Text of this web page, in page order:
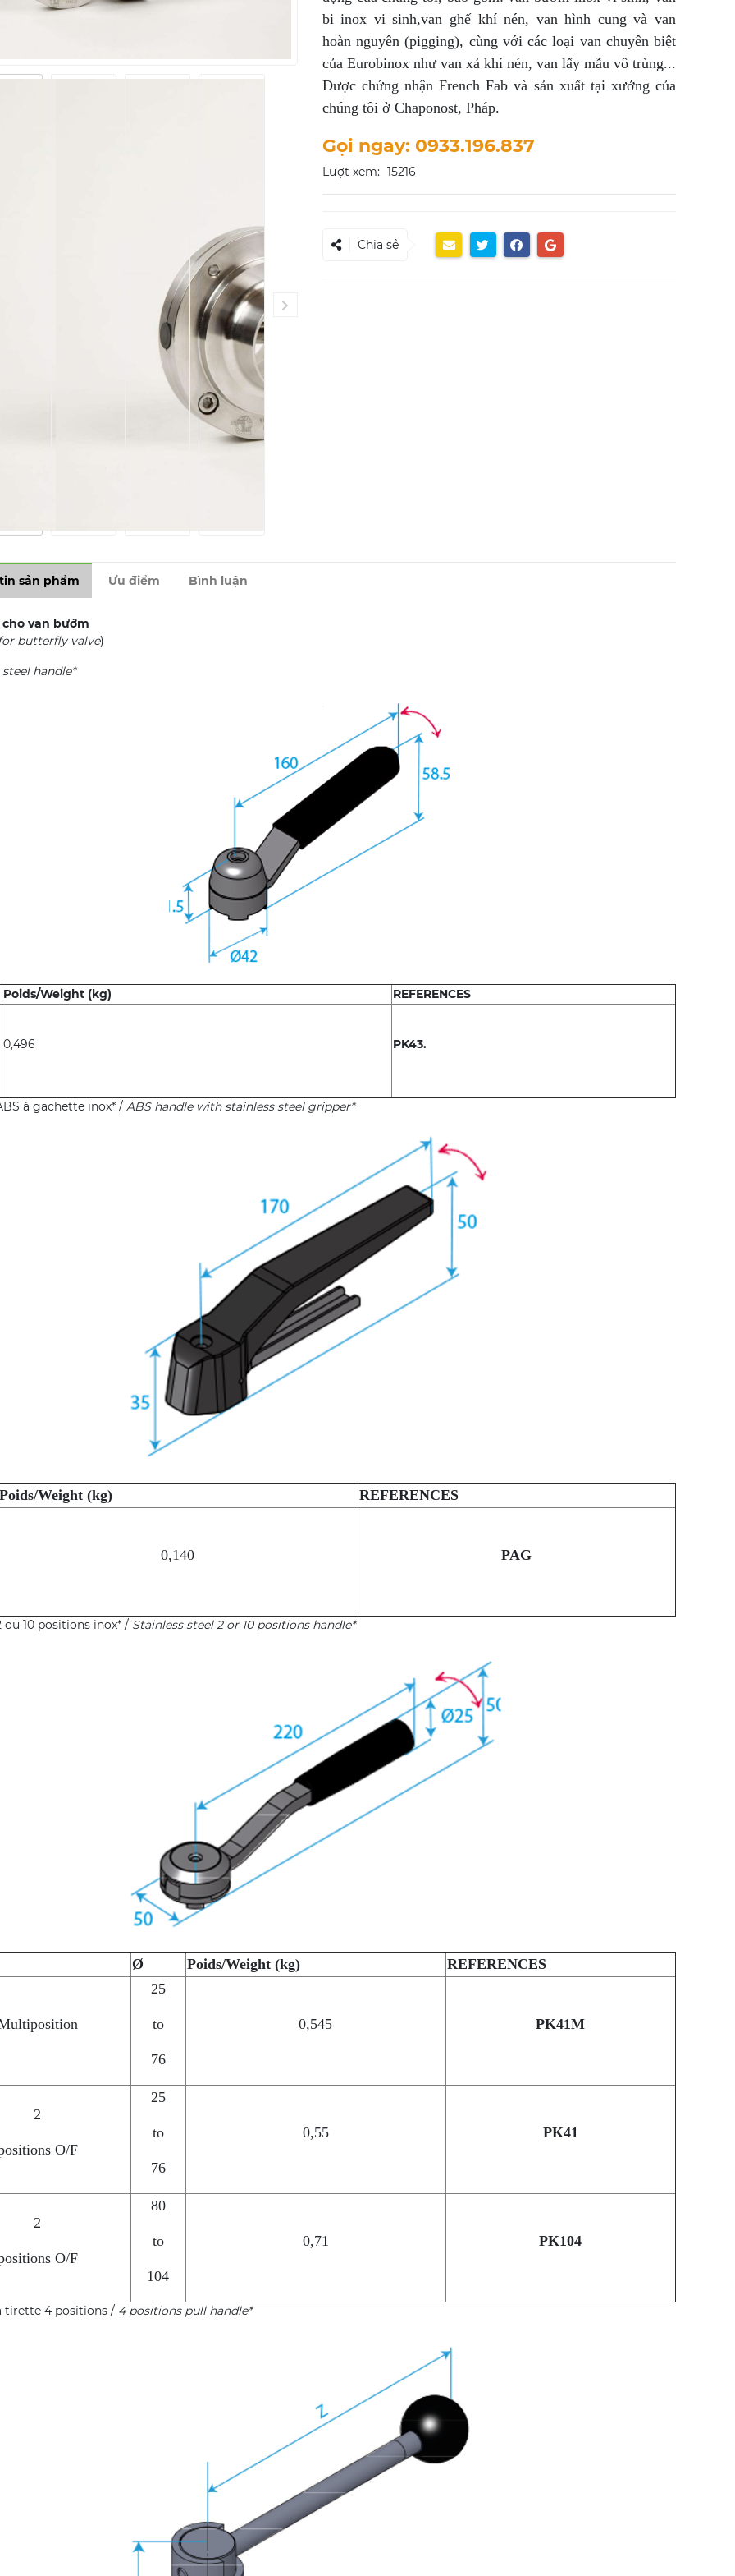
bi inox vi sinh,van ghế khí nén, van hình cung và van
hoàn nguyên (pigging), cùng với các loại van chuyên biệt
của Eurobinox như van xả khí nén, van lấy mẫu vô trùng...
Được chứng nhận French Fab và sản xuất tại xưởng của
chúng tôi ở Chaponost, Pháp.
Gọi ngay: 0933.196.837
Lượt xem: 15216
Chia sẻ
sản phẩm Ưu điểm Bình luận
cho van bướm
butterfly valve)
handle*
Poids/Weight (kg)
REFERENCES
0,496 PK43.
à gachette inox* / ABS handle with stainless steel gripper*
Poids/Weight (kg)
REFERENCES
0,140 PAG
ou 10 positions inox* / Stainless steel 2 or 10 positions handle*
Ø Poids/Weight (kg) REFERENCES
25
to
76
0,545 PK41M
2
O/F
25
to
76
0,55 PK41
2
O/F
80
to
104
0,71 PK104
tirette 4 positions /4 positions pull handle*